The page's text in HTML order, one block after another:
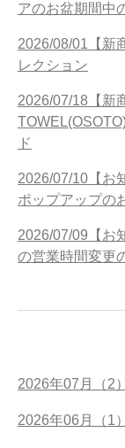
アのお盆期間中
2026/08/01【新
レクション
2026/07/18【新
ド
2026/07/10【お
ポップアップの
2026/07/09【お
の営業時間変更
2026年07月（2）
2026年06月（1）